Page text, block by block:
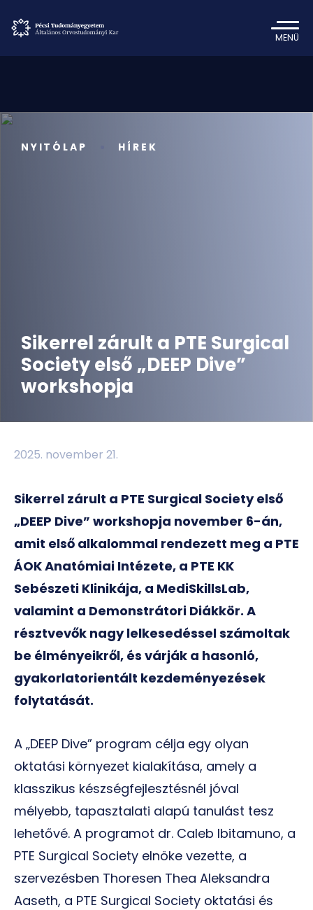
MENÜ
NYITÓLAP HÍREK
Sikerrel zárult a PTE Surgical
Society első „DEEP Dive”
workshopja
2025. november 21.
Sikerrel zárult a PTE Surgical Society első
„DEEP Dive” workshopja november 6-án,
amit első alkalommal rendezett meg a PTE
ÁOK Anatómiai Intézete, a PTE KK
Sebészeti Klinikája, a MediSkillsLab,
valamint a Demonstrátori Diákkör. A
résztvevők nagy lelkesedéssel számoltak
be élményeikről, és várják a hasonló,
gyakorlatorientált kezdeményezések
folytatását.
A „DEEP Dive” program célja egy olyan
oktatási környezet kialakítása, amely a
klasszikus készségfejlesztésnél jóval
mélyebb, tapasztalati alapú tanulást tesz
lehetővé. A programot dr. Caleb Ibitamuno, a
PTE Surgical Society elnöke vezette, a
szervezésben Thoresen Thea Aleksandra
Aaseth, a PTE Surgical Society oktatási és